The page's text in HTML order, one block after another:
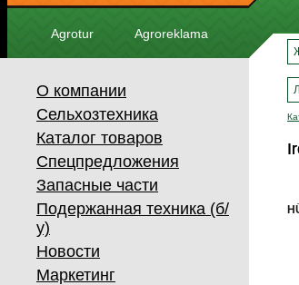
Agrotur Agroreklama
О компании
Сельхозтехника
Каталог товаров
Спецпредложения
Запасные части
Подержанная техника (б/
у)
Новости
Маркетинг